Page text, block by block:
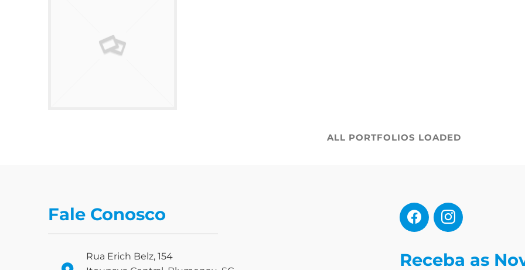
ALL PORTFOLIOS LOADED
Fale Conosco
Rua Erich Belz, 154
Receba as